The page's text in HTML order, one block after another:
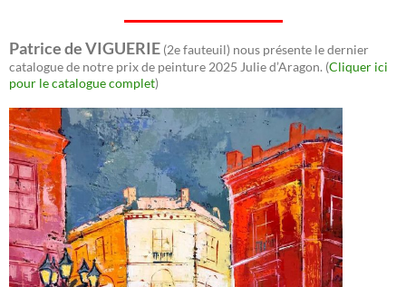
Patrice de VIGUERIE (2e fauteuil) nous présente le dernier
catalogue de notre prix de peinture 2025 Julie d’Aragon. (Cliquer ici
pour le catalogue complet)